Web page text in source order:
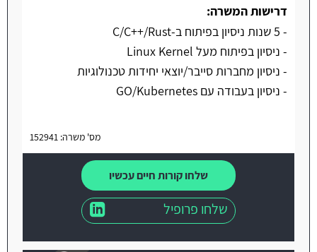
דרישות המשרה:
- 5 שנות ניסיון בפיתוח ב-C/C++/Rust
- ניסיון בפיתוח מעל Linux Kernel
- ניסיון מחברות סייבר/יוצאי יחידות טכנולוגיות
- ניסיון בעבודה עם GO/Kubernetes
מס' משרה: 152941
שלחו קורות חיים עכשיו
שלחו פרופיל